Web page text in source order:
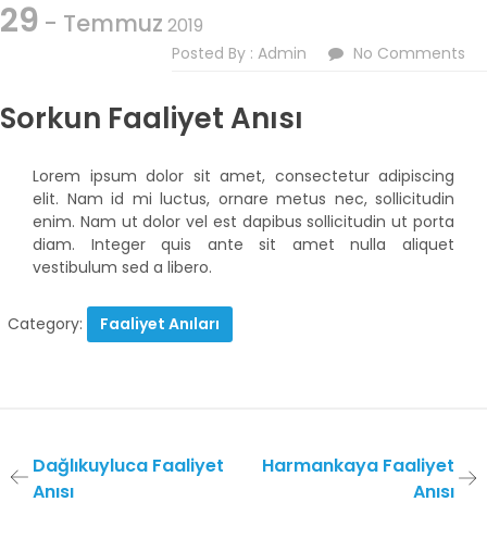
29 - Temmuz 2019
Posted By : Admin No Comments
Sorkun Faaliyet Anısı
Lorem ipsum dolor sit amet, consectetur adipiscing
elit. Nam id mi luctus, ornare metus nec, sollicitudin
enim. Nam ut dolor vel est dapibus sollicitudin ut porta
diam. Integer quis ante sit amet nulla aliquet
vestibulum sed a libero.
Category: Faaliyet Anıları
Yazı
Dağlıkuyluca Faaliyet
Anısı
Harmankaya Faaliyet
Anısı